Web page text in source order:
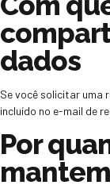
dados
Se você solicitar uma
incluído no e-mail de
Por